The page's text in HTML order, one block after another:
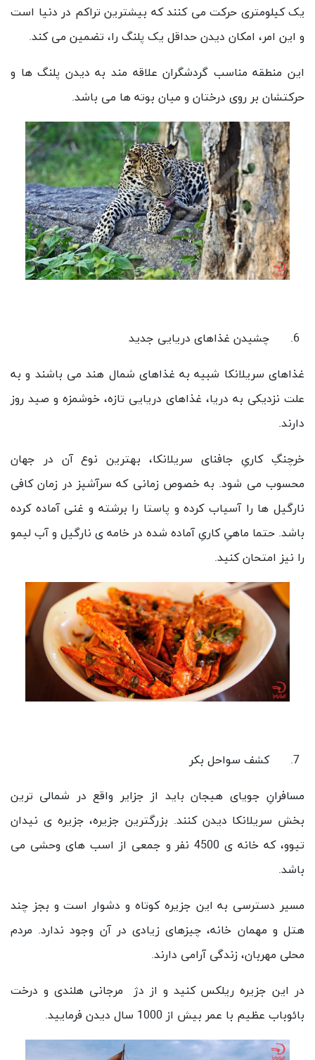
یک کیلومتری حرکت می کنند که بیشترین تراکم در دنیا است
و این امر، امکان دیدن حداقل یک پلنگ را، تضمین می کند.
این منطقه مناسب گردشگران علاقه مند به دیدن پلنگ ها و
حرکتشان بر روی درختان و میان بوته ها می باشد.
چشیدن غذاهای دریایی جدید
غذاهای سریلانکا شبیه به غذاهای شمال هند می باشند و به
علت نزدیکی به دریا، غذاهای دریایی تازه، خوشمزه و صید روز
دارند.
خرچنگِ کاریِ جافنای سریلانکا، بهترین نوع آن در جهان
محسوب می شود. به خصوص زمانی که سرآشپز در زمان کافی
نارگیل ها را آسیاب کرده و پاستا را برشته و غنی آماده کرده
باشد. حتما ماهیِ کاریِ آماده شده در خامه ی نارگیل و آب لیمو
را نیز امتحان کنید.
کشف سواحل بکر
مسافرانِ جویای هیجان باید از جزایر واقع در شمالی ترین
بخش سریلانکا دیدن کنند. بزرگترین جزیره، جزیره ی نیدان
تیوو، که خانه ی 4500 نفر و جمعی از اسب های وحشی می
باشد.
مسیر دسترسی به این جزیره کوتاه و دشوار است و بجز چند
هتل و مهمان خانه، چیزهای زیادی در آن وجود ندارد. مردم
محلی مهربان، زندگی آرامی دارند.
در این جزیره ریلکس کنید و از دژ مرجانی هلندی و درخت
بائوباب عظیم با عمر بیش از 1000 سال دیدن فرمایید.